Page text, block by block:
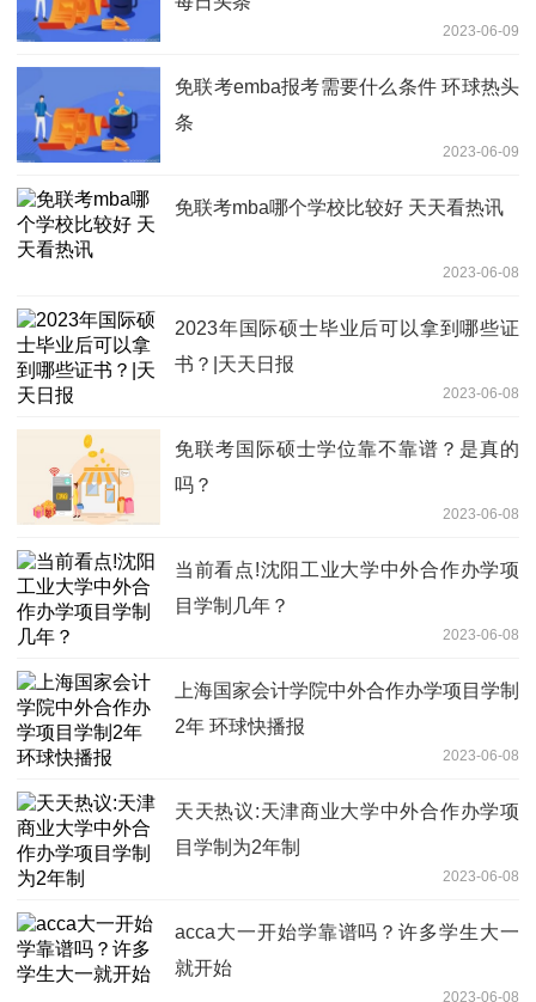
2023-06-09
免联考emba报考需要什么条件 环球热头
条
2023-06-09
免联考mba哪个学校比较好 天天看热讯
2023-06-08
2023年国际硕士毕业后可以拿到哪些证
书？|天天日报
2023-06-08
免联考国际硕士学位靠不靠谱？是真的
吗？
2023-06-08
当前看点!沈阳工业大学中外合作办学项
目学制几年？
2023-06-08
上海国家会计学院中外合作办学项目学制
2年 环球快播报
2023-06-08
天天热议:天津商业大学中外合作办学项
目学制为2年制
2023-06-08
acca大一开始学靠谱吗？许多学生大一
就开始
2023-06-08